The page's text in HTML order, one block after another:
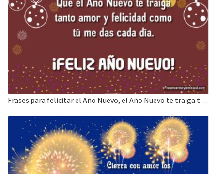
Frases para felicitar el Año Nuevo, el Año Nuevo te traiga tanto amor y felicidad.